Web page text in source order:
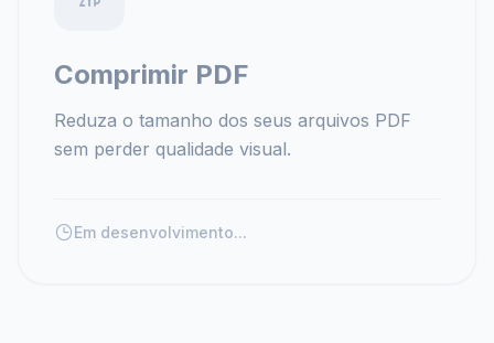
Comprimir PDF
Reduza o tamanho dos seus arquivos PDF
sem perder qualidade visual.
Em desenvolvimento...